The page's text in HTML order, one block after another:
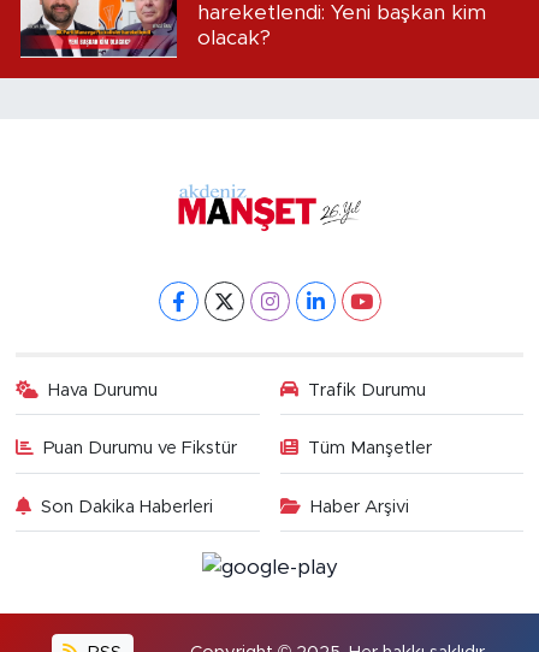
hareketlendi: Yeni başkan kim
olacak?
Hava Durumu Trafik Durumu
Puan Durumu ve Fikstür Tüm Manşetler
Son Dakika Haberleri Haber Arşivi